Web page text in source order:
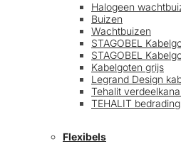
Halogeen
Buizen
Wachtbuizen
STAGOBEL
STAGOBEL
Kabelgoten grijs
Legrand Design
Tehalit
TEHALIT
Flexibels